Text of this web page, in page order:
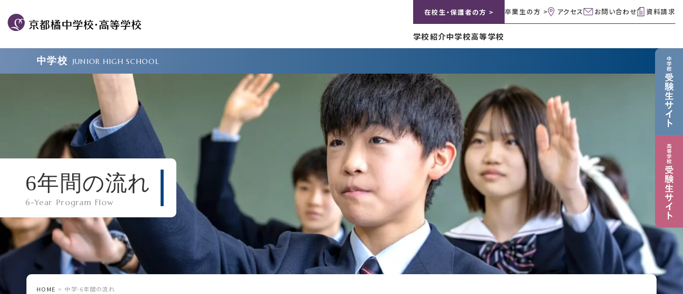
在校生・保護者の方 > 卒業生の方 > アクセス お問い合わせ 資料請求
学校紹介中学校高等学校
中学校 JUNIOR HIGH SCHOOL
6年間の流れ
6-Year Program Flow
HOME 中学-6年間の流れ